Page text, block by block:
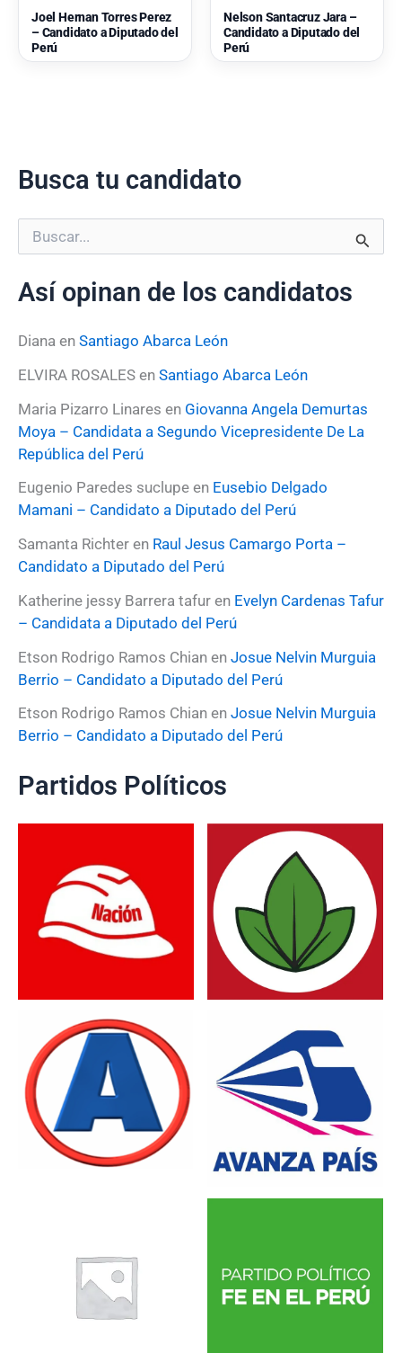
Joel Hernan Torres Perez
– Candidato a Diputado del
Perú
Nelson Santacruz Jara –
Candidato a Diputado del
Perú
Busca tu candidato
u
c
p
r
Así opinan de los candidatos
Diana en Santiago Abarca León
ELVIRA ROSALES en Santiago Abarca León
Maria Pizarro Linares en Giovanna Angela Demurtas
Moya – Candidata a Segundo Vicepresidente De La
República del Perú
Eugenio Paredes suclupe en Eusebio Delgado
Mamani – Candidato a Diputado del Perú
Samanta Richter en Raul Jesus Camargo Porta –
Candidato a Diputado del Perú
Katherine jessy Barrera tafur en Evelyn Cardenas Tafur
– Candidata a Diputado del Perú
Etson Rodrigo Ramos Chian en Josue Nelvin Murguia
Berrio – Candidato a Diputado del Perú
Etson Rodrigo Ramos Chian en Josue Nelvin Murguia
Berrio – Candidato a Diputado del Perú
Partidos Políticos